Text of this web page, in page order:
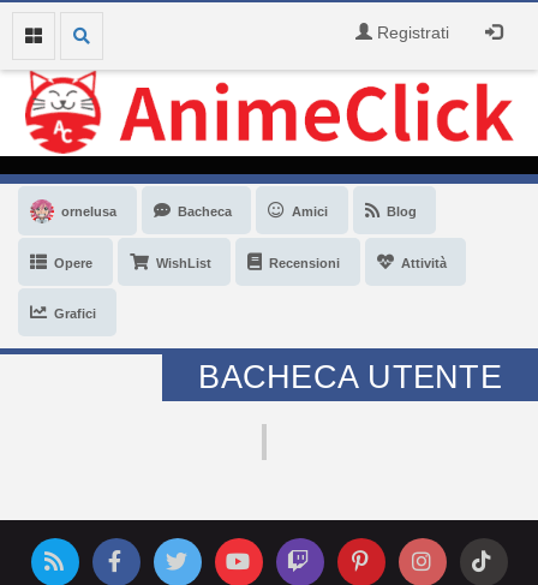
Registrati
ornelusa Bacheca Amici Blog
Opere WishList Recensioni Attività
Grafici
BACHECA UTENTE